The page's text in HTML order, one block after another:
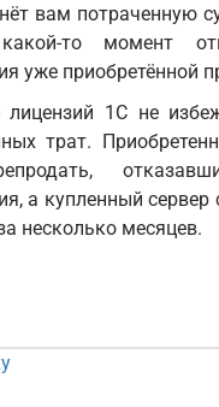
вам потраченную
то момент
уже приобретённой
лицензий 1С не
трат.
а купленный сервер
несколько месяцев.